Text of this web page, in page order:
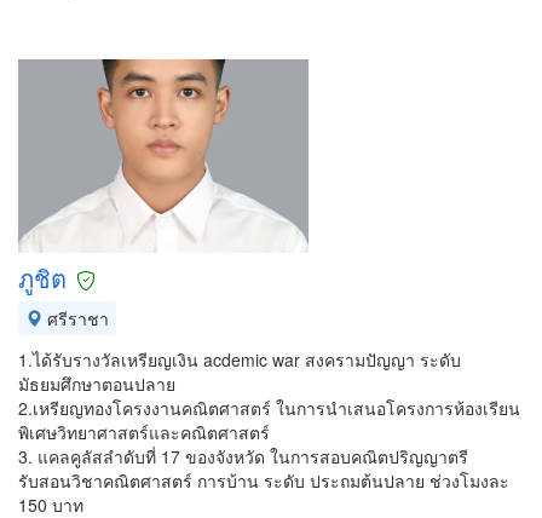
ภูชิต
ศรีราชา
1.ได้รับรางวัลเหรียญเงิน acdemic war สงครามปัญญา ระดับ
มัธยมศึกษาตอนปลาย
2.เหรียญทองโครงงานคณิตศาสตร์ ในการนำเสนอโครงการห้องเรียน
พิเศษวิทยาศาสตร์และคณิตศาสตร์
3. แคลคูลัสลำดับที่ 17 ของจังหวัด ในการสอบคณิตปริญญาตรี
รับสอนวิชาคณิตศาสตร์ การบ้าน ระดับ ประถมต้นปลาย ช่วงโมงละ
150 บาท